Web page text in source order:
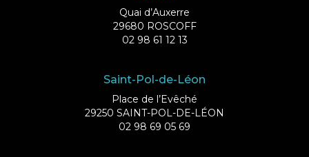
Quai d’Auxerre
29680 ROSCOFF
02 98 61 12 13
Saint-Pol-de-Léon
Place de l’Evêché
29250 SAINT-POL-DE-LÉON
02 98 69 05 69